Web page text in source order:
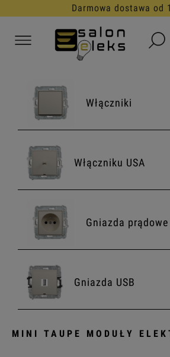
Darmowa dostawa od
Włączniki
Włączniku USA
Gniazda prądowe
Gniazda USB
MINI TAUPE MODUŁY